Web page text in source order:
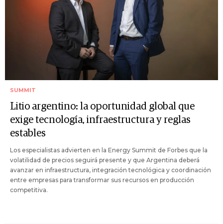
SUMMIT
Litio argentino: la oportunidad global que
exige tecnología, infraestructura y reglas
estables
Los especialistas advierten en la Energy Summit de Forbes que la
volatilidad de precios seguirá presente y que Argentina deberá
avanzar en infraestructura, integración tecnológica y coordinación
entre empresas para transformar sus recursos en producción
competitiva.